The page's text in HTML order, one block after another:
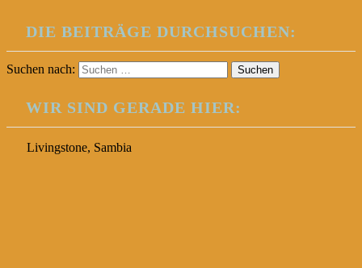
DIE BEITRÄGE DURCHSUCHEN:
Suchen nach:
WIR SIND GERADE HIER:
Livingstone, Sambia